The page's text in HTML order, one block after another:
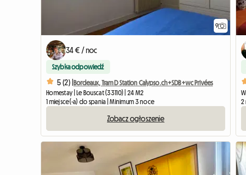
9
34 € / noc
Szybka odpowiedź
5 (2) |Bordeaux, Tram D Station Calypso.ch+SDB+wc Privées
Homestay | Le Bouscat (33110) | 24 M2
1 miejsce(-a) do spania | Minimum 3 noce
Zobacz ogłoszenie
2